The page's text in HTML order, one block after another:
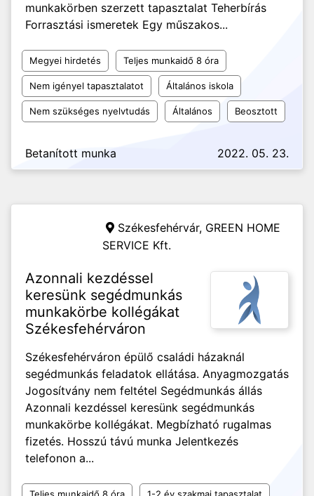
munkakörben szerzett tapasztalat Teherbírás
Forrasztási ismeretek Egy műszakos...
Megyei hirdetés Teljes munkaidő 8 óra
Nem igényel tapasztalatot Általános iskola
Nem szükséges nyelvtudás Általános Beosztott
Betanított munka 2022. 05. 23.
Székesfehérvár, GREEN HOME
SERVICE Kft.
Azonnali kezdéssel
keresünk segédmunkás
munkakörbe kollégákat
Székesfehérváron
Székesfehérváron épülő családi házaknál
segédmunkás feladatok ellátása. Anyagmozgatás
Jogosítvány nem feltétel Segédmunkás állás
Azonnali kezdéssel keresünk segédmunkás
munkakörbe kollégákat. Megbízható rugalmas
fizetés. Hosszú távú munka Jelentkezés
telefonon a...